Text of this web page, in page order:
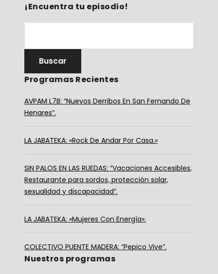
¡Encuentra tu episodio!
Programas Recientes
AVPAM L7B: “Nuevos Derribos En San Fernando De
Henares”.
LA JABATEKA: «Rock De Andar Por Casa.»
SIN PALOS EN LAS RUEDAS: “Vacaciones Accesibles,
Restaurante para sordos, protección solar,
sexualidad y discapacidad”.
LA JABATEKA: «Mujeres Con Energía».
COLECTIVO PUENTE MADERA: “Pepico Vive”.
Nuestros programas